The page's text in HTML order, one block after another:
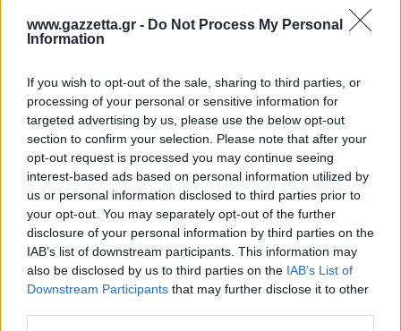
www.gazzetta.gr - Do Not Process My Personal
Information
If you wish to opt-out of the sale, sharing to third parties, or
processing of your personal or sensitive information for
targeted advertising by us, please use the below opt-out
section to confirm your selection. Please note that after your
opt-out request is processed you may continue seeing
interest-based ads based on personal information utilized by
us or personal information disclosed to third parties prior to
your opt-out. You may separately opt-out of the further
disclosure of your personal information by third parties on the
IAB’s list of downstream participants. This information may
also be disclosed by us to third parties on the IAB’s List of
Downstream Participants that may further disclose it to other
Πέρυσι μέτρησε μέσο όρο 11 πόντων, 2.6
ριμπάουντ και 4.4 ασίστ ανά 27 λεπτά σε 79
από αυτούς ξεκίνησε βασικός. Συνολικά αυτά τα 11
χρόνια πορείας έχει αγωνιστεί σε621 παιχνίδια
μέσο όρο 13 πόντων (48.3% στο δίποντο, 33.3%
στο τρίποντο, 79.6% στις βολές), 3 ριμπάουντ και
5.1 ασίστ ανά 27.7 λεπτά.
@Photo credits: NBA/Getty Images